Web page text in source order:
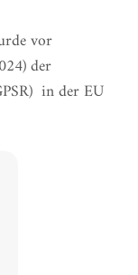
vor
der
in der EU